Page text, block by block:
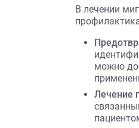
В лечении
можно
Лечение